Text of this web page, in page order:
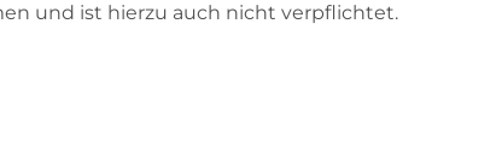
und ist hierzu auch nicht verpflichtet.